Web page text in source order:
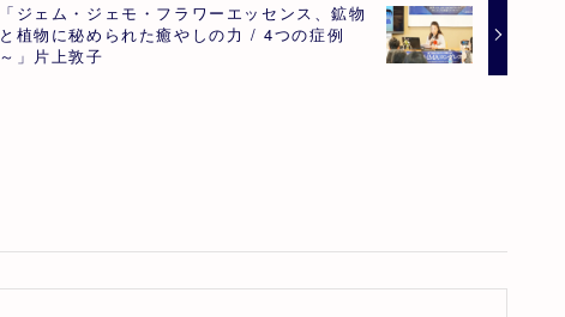
「ジェム・ジェモ・フラワーエッセンス、鉱物
と植物に秘められた癒やしの力 / 4つの症例
～」片上敦子